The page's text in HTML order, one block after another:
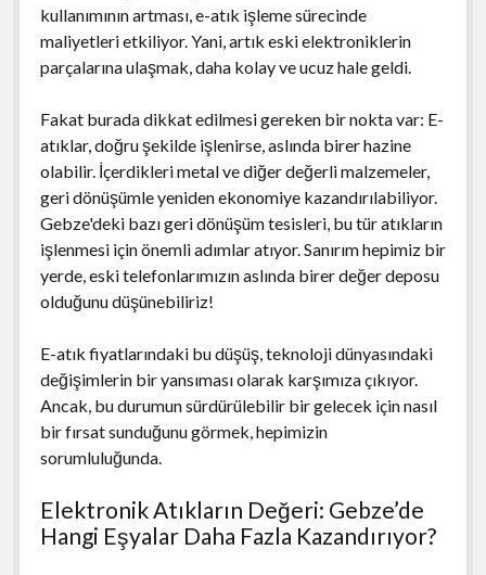
kullanımının artması, e-atık işleme sürecinde
maliyetleri etkiliyor. Yani, artık eski elektroniklerin
parçalarına ulaşmak, daha kolay ve ucuz hale geldi.
Fakat burada dikkat edilmesi gereken bir nokta var: E-
atıklar, doğru şekilde işlenirse, aslında birer hazine
olabilir. İçerdikleri metal ve diğer değerli malzemeler,
geri dönüşümle yeniden ekonomiye kazandırılabiliyor.
Gebze'deki bazı geri dönüşüm tesisleri, bu tür atıkların
işlenmesi için önemli adımlar atıyor. Sanırım hepimiz bir
yerde, eski telefonlarımızın aslında birer değer deposu
olduğunu düşünebiliriz!
E-atık fiyatlarındaki bu düşüş, teknoloji dünyasındaki
değişimlerin bir yansıması olarak karşımıza çıkıyor.
Ancak, bu durumun sürdürülebilir bir gelecek için nasıl
bir fırsat sunduğunu görmek, hepimizin
sorumluluğunda.
Elektronik Atıkların Değeri: Gebze’de
Hangi Eşyalar Daha Fazla Kazandırıyor?